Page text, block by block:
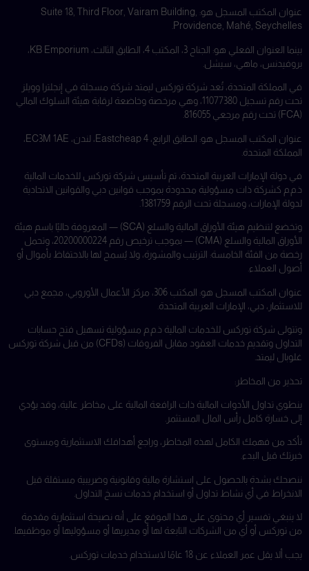
عنوان المكتب المسجل هو: Suite 18, Third Floor, Vairam Building,
Providence, Mahé, Seychelles.
بينما العنوان الفعلي هو: الجناح 3، المكتب 4، الطابق الثالث، KB Emporium،
بروفيدنس، ماهي، سيشل.
في المملكة المتحدة، تُعد شركة توركس ليمتد شركة مسجلة في إنجلترا وويلز
تحت رقم تسجيل 11077380، وهي مرخصة وخاضعة لرقابة هيئة السلوك المالي
(FCA) تحت رقم مرجعي 816055.
عنوان المكتب المسجل هو: الطابق الرابع، 4 Eastcheap، لندن، EC3M 1AE،
المملكة المتحدة.
في دولة الإمارات العربية المتحدة، تم تأسيس شركة توركس للخدمات المالية
ذ.م.م كشركة ذات مسؤولية محدودة بموجب قوانين دبي والقوانين الاتحادية
لدولة الإمارات، ومسجلة تحت الرقم 1381759.
وتخضع لتنظيم هيئة الأوراق المالية والسلع (SCA) — المعروفة حاليًا باسم هيئة
الأوراق المالية والسلع (CMA) — بموجب ترخيص رقم 20200000224، وتحمل
رخصة من الفئة الخامسة: الترتيب والمشورة، ولا يُسمح لها بالاحتفاظ بأموال أو
أصول العملاء.
عنوان المكتب المسجل هو: المكتب 306، مركز الأعمال الأوروبي، مجمع دبي
للاستثمار، دبي، الإمارات العربية المتحدة.
وتتولى شركة توركس للخدمات المالية ذ.م.م مسؤولية تسهيل فتح حسابات
التداول وتقديم خدمات العقود مقابل الفروقات (CFDs) من قبل شركة توركس
غلوبال ليمتد.
تحذير من المخاطر:
ينطوي تداول الأدوات المالية ذات الرافعة المالية على مخاطر عالية، وقد يؤدي
إلى خسارة كامل رأس المال المستثمر.
تأكد من فهمك الكامل لهذه المخاطر، وراجع أهدافك الاستثمارية ومستوى
خبرتك قبل البدء.
ننصحك بشدة بالحصول على استشارة مالية وقانونية وضريبية مستقلة قبل
الانخراط في أي نشاط تداول أو استخدام خدمات نسخ التداول.
لا ينبغي تفسير أي محتوى على هذا الموقع على أنه نصيحة استثمارية مقدمة
من توركس أو أي من الشركات التابعة لها أو مديريها أو مسؤوليها أو موظفيها.
يجب ألا يقل عمر العملاء عن 18 عامًا لاستخدام خدمات توركس.